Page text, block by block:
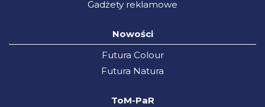
Gadżety reklamowe
Nowości
Futura Colour
Futura Natura
ToM-PaR